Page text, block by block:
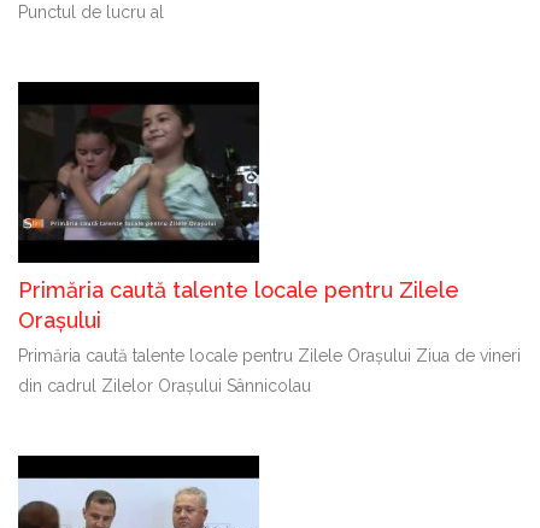
Punctul de lucru al
Primăria caută talente locale pentru Zilele
Orașului
Primăria caută talente locale pentru Zilele Orașului Ziua de vineri
din cadrul Zilelor Orașului Sânnicolau